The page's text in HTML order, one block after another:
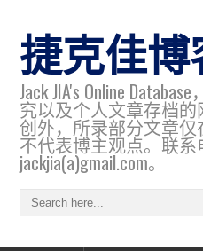
捷克佳博
Jack JIA's Online
究以及个人文章存档
创外，所录部分文章
不代表博主观点。联系
jackjia(a)gmail.com。